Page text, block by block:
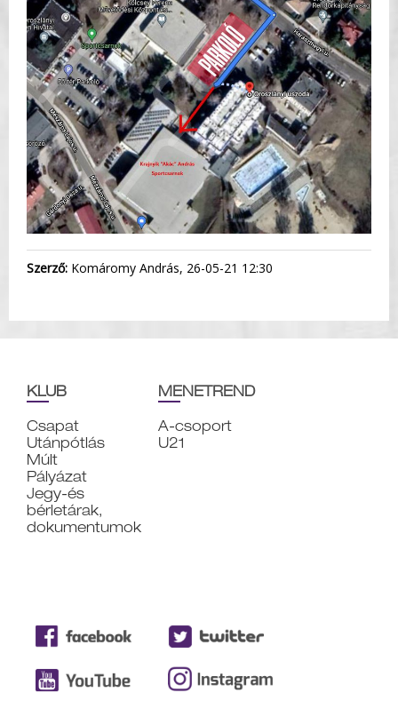
Szerző: Komáromy András, 26-05-21 12:30
KLUB
Csapat
Utánpótlás
Múlt
Pályázat
Jegy-és
bérletárak,
dokumentumok
MENETREND
A-csoport
U21